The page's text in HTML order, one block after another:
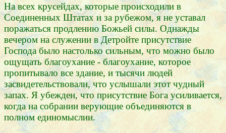
На всех крусейдах, которые происходили в
Соединенных Штатах и за рубежом, я не уставал
поражаться продлению Божьей силы. Однажды
вечером на служении в Детройте присутствие
Господа было настолько сильным, что можно было
ощущать благоухание - благоухание, которое
пропитывало все здание, и тысячи людей
засвидетельствовали, что услышали этот чудный
запах. Я убежден, что присутствие Бога усиливается,
когда на собрании верующие объединяются в
полном единомыслии.